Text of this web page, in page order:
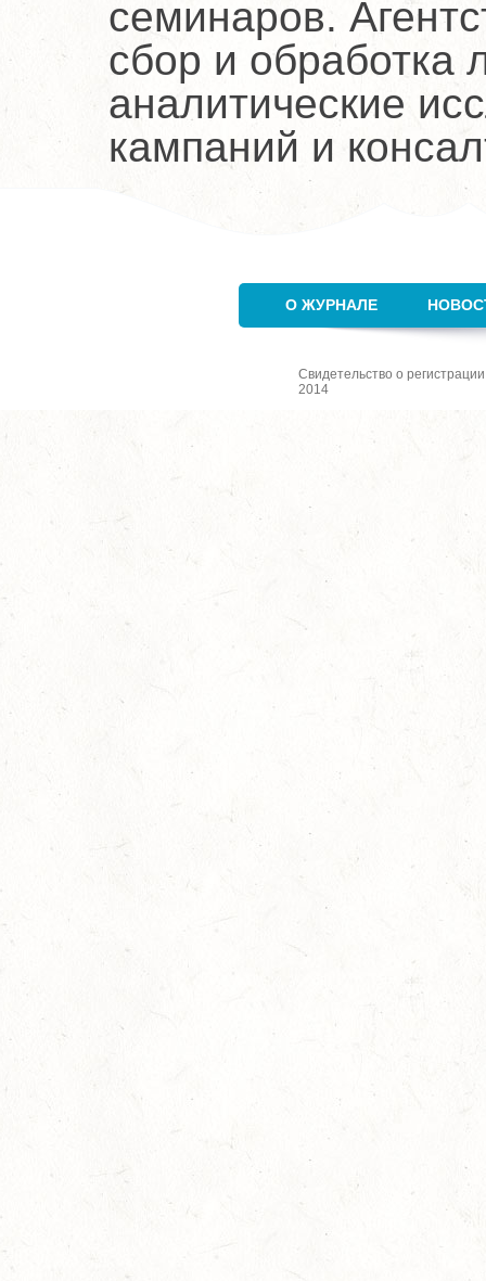
семинаров.
сбор и обработка
аналитические
кампаний и
О ЖУРНАЛЕ
Свидетельство о
2014